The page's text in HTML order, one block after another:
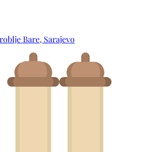
Bare, Sarajevo